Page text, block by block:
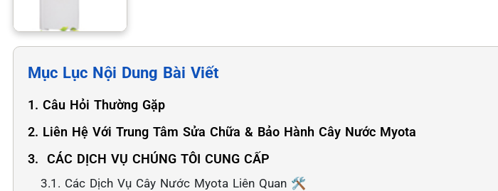
Mục Lục Nội Dung Bài Viết
1. Câu Hỏi Thường Gặp
2. Liên Hệ Với Trung Tâm Sửa Chữa & Bảo Hành Cây Nước Myota
3. ️ CÁC DỊCH VỤ CHÚNG TÔI CUNG CẤP
3.1. Các Dịch Vụ Cây Nước Myota Liên Quan 🛠️